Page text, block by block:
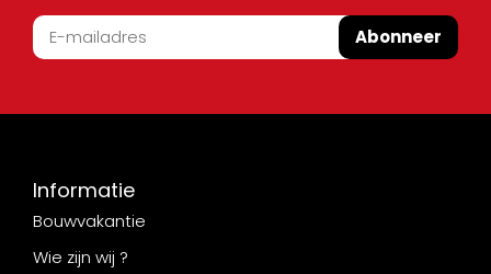
Abonneer
Informatie
Bouwvakantie
Wie zijn wij ?